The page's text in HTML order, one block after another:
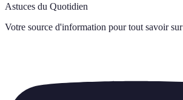
Astuces du Quotidien
Votre source d'information pour tout savoir sur